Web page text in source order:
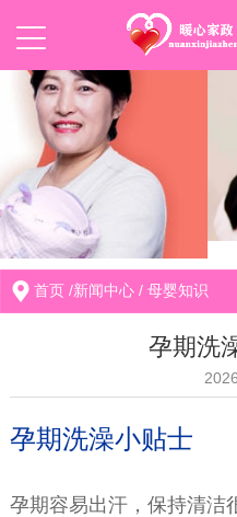
首页 /新闻中心 /母婴知识
孕期洗
孕期洗澡小贴士
孕期容易出汗，保持清洁